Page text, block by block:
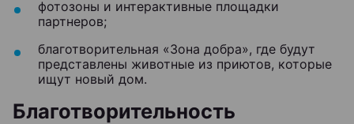
фотозоны и интерактивные площадки
партнеров;
благотворительная «Зона добра», где будут
представлены животные из приютов, которые
ищут новый дом.
Благотворительность